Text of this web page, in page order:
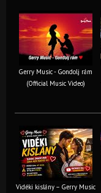
Gerry Music - Gondolj rám
(Official Music Video)
Vidéki kislány – Gerry Music